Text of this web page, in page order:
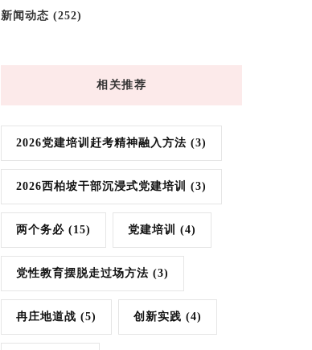
新闻动态 (252)
相关推荐
2026党建培训赶考精神融入方法 (3)
2026西柏坡干部沉浸式党建培训 (3)
两个务必 (15) 党建培训 (4)
党性教育摆脱走过场方法 (3)
冉庄地道战 (5) 创新实践 (4)